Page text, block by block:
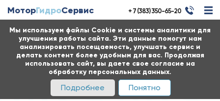
Мы используем файлы Cookie и системы аналитики для
улучшения работы сайта. Эти данные помогут нам
анализировать посещаемость, улучшать сервис и
делать контент более удобным для вас. Продолжая
использовать сайт, вы даете свое согласие на
обработку персональных данных.
Подробнее Понятно
МоторГидроСервис + 7 (383) 350-65-20